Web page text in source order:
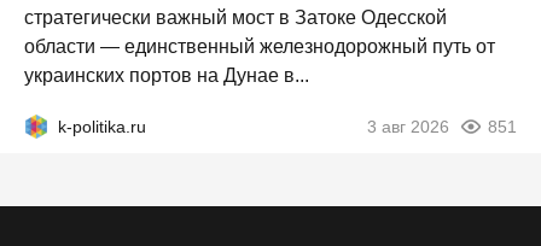
стратегически важный мост в Затоке Одесской
области — единственный железнодорожный путь от
украинских портов на Дунае в...
k-politika.ru 3 авг 2026 851